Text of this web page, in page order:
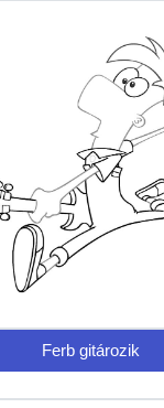
Ferb gitározik